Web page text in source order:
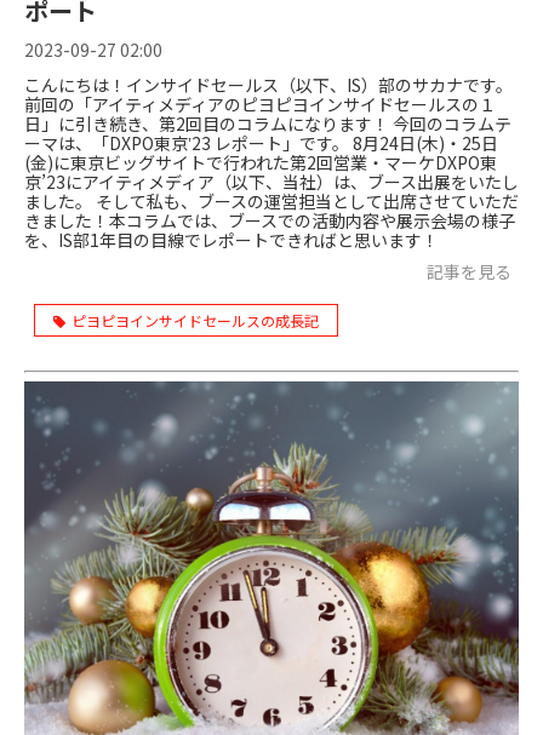
ポート
2023-09-27 02:00
こんにちは！インサイドセールス（以下、IS）部のサカナです。
前回の「アイティメディアのピヨピヨインサイドセールスの１
日」に引き続き、第2回目のコラムになります！ 今回のコラムテ
ーマは、「DXPO東京ʼ23 レポート」です。 8月24日(木)・25日
(金)に東京ビッグサイトで行われた第2回営業・マーケDXPO東
京’23にアイティメディア（以下、当社）は、ブース出展をいたし
ました。 そして私も、ブースの運営担当として出席させていただ
きました！本コラムでは、ブースでの活動内容や展示会場の様子
を、IS部1年目の目線でレポートできればと思います！
記事を見る
ピヨピヨインサイドセールスの成長記